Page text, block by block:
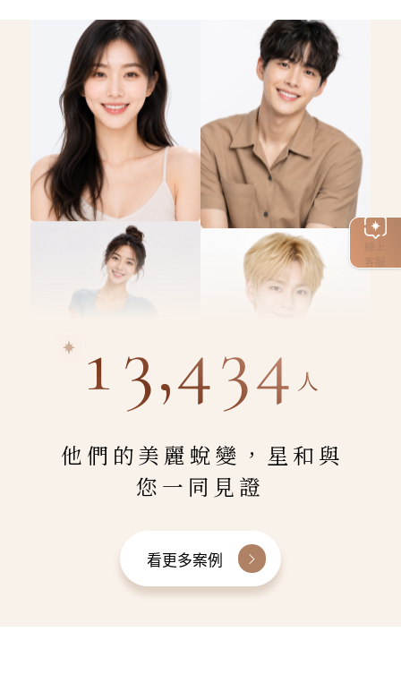
線上
客服
13,434 人
他們的美麗蛻變，星和與
您一同見證
看更多案例